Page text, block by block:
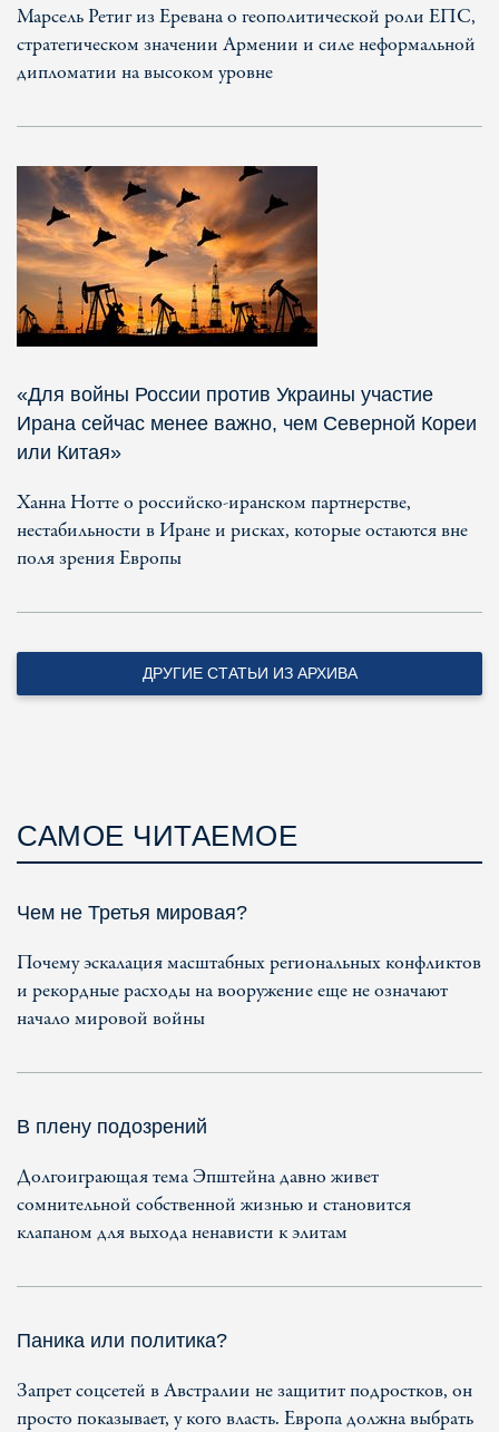
Марсель Ретиг из Еревана о геополитической роли ЕПС,
стратегическом значении Армении и силе неформальной
дипломатии на высоком уровне
«Для войны России против Украины участие
Ирана сейчас менее важно, чем Северной Кореи
или Китая»
Ханна Нотте о российско-иранском партнерстве,
нестабильности в Иране и рисках, которые остаются вне
поля зрения Европы
ДРУГИЕ СТАТЬИ ИЗ АРХИВА
САМОЕ ЧИТАЕМОЕ
Чем не Третья мировая?
Почему эскалация масштабных региональных конфликтов
и рекордные расходы на вооружение еще не означают
начало мировой войны
В плену подозрений
Долгоиграющая тема Эпштейна давно живет
сомнительной собственной жизнью и становится
клапаном для выхода ненависти к элитам
Паника или политика?
Запрет соцсетей в Австралии не защитит подростков, он
просто показывает, у кого власть. Европа должна выбрать